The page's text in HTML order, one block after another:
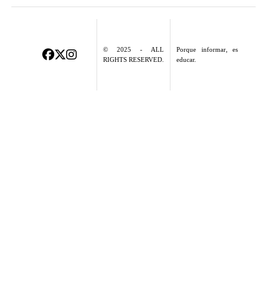
© 2025 - ALL
RIGHTS RESERVED.
Porque informar, es
educar.